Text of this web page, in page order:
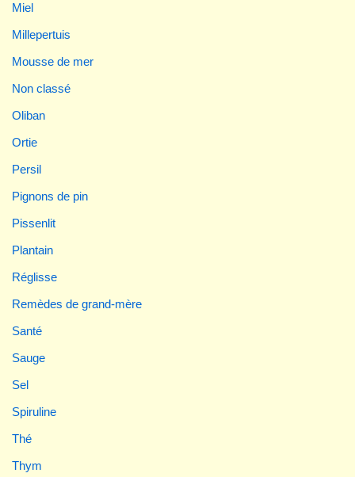
Miel
Millepertuis
Mousse de mer
Non classé
Oliban
Ortie
Persil
Pignons de pin
Pissenlit
Plantain
Réglisse
Remèdes de grand-mère
Santé
Sauge
Sel
Spiruline
Thé
Thym